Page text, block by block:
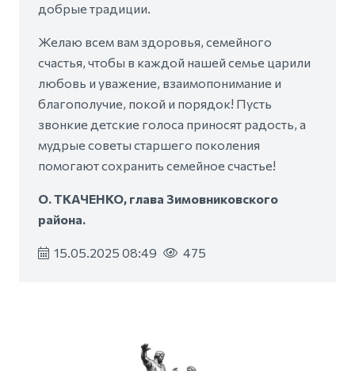
добрые традиции.
Желаю всем вам здоровья, семейного
счастья, чтобы в каждой нашей семье царили
любовь и уважение, взаимопонимание и
благополучие, покой и порядок! Пусть
звонкие детские голоса приносят радость, а
мудрые советы старшего поколения
помогают сохранить семейное счастье!
О. ТКАЧЕНКО, глава Зимовниковского
района.
15.05.2025 08:49 475